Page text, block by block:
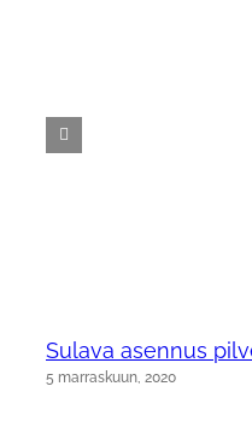
Sulava asennus
5 marraskuun, 2020